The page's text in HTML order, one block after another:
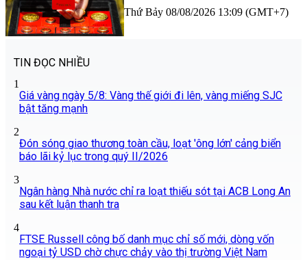
Thứ Bảy 08/08/2026 13:09 (GMT+7)
TIN ĐỌC NHIỀU
1
Giá vàng ngày 5/8: Vàng thế giới đi lên, vàng miếng SJC
bật tăng mạnh
2
Đón sóng giao thương toàn cầu, loạt 'ông lớn' cảng biển
báo lãi kỷ lục trong quý II/2026
3
Ngân hàng Nhà nước chỉ ra loạt thiếu sót tại ACB Long An
sau kết luận thanh tra
4
FTSE Russell công bố danh mục chỉ số mới, dòng vốn
ngoại tỷ USD chờ chực chảy vào thị trường Việt Nam